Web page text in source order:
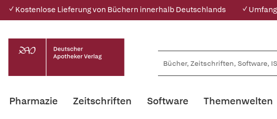
✓ Kostenlose Lieferung von Büchern innerhalb Deutschlands ✓
Pharmazie Zeitschriften Software Themenwelten